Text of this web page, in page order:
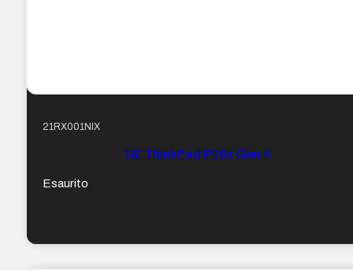
21RX001NIX
16″ ThinkPad P16s Gen 4
Esaurito